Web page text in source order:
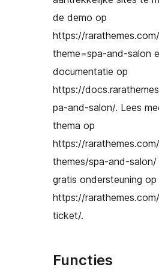
de demo op
https://
theme=spa-and-salon
documentatie op
https://
pa-and-salon/. Lees
thema op
https://
themes/spa-and-salon/
gratis ondersteuning op
https://
ticket/.
Functies